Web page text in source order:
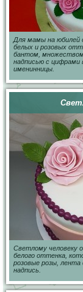
Для мамы на юбилей
белых и розовых
бантом, множеством
надписью с цифрами
именинницы.
Светлому человеку
белого оттенка,
розовые розы, лента
надпись.